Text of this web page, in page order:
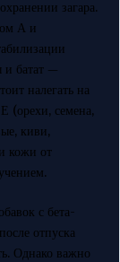
загара.
А и
и батат —
налегать на
(орехи, семена,
киви,
кожи от
с бета-
отпуска
Однако важно